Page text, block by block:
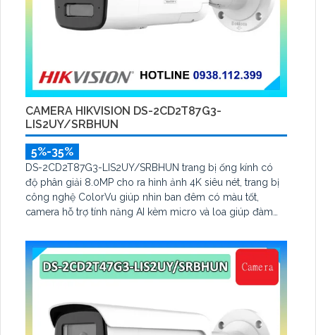
CAMERA HIKVISION DS-2CD2T87G3-
LIS2UY/SRBHUN
5%-35%
DS-2CD2T87G3-LIS2UY/SRBHUN trang bị ống kính có
độ phân giải 8.0MP cho ra hình ảnh 4K siêu nét, trang bị
công nghệ ColorVu giúp nhìn ban đêm có màu tốt,
camera hỗ trợ tính năng AI kèm micro và loa giúp đàm